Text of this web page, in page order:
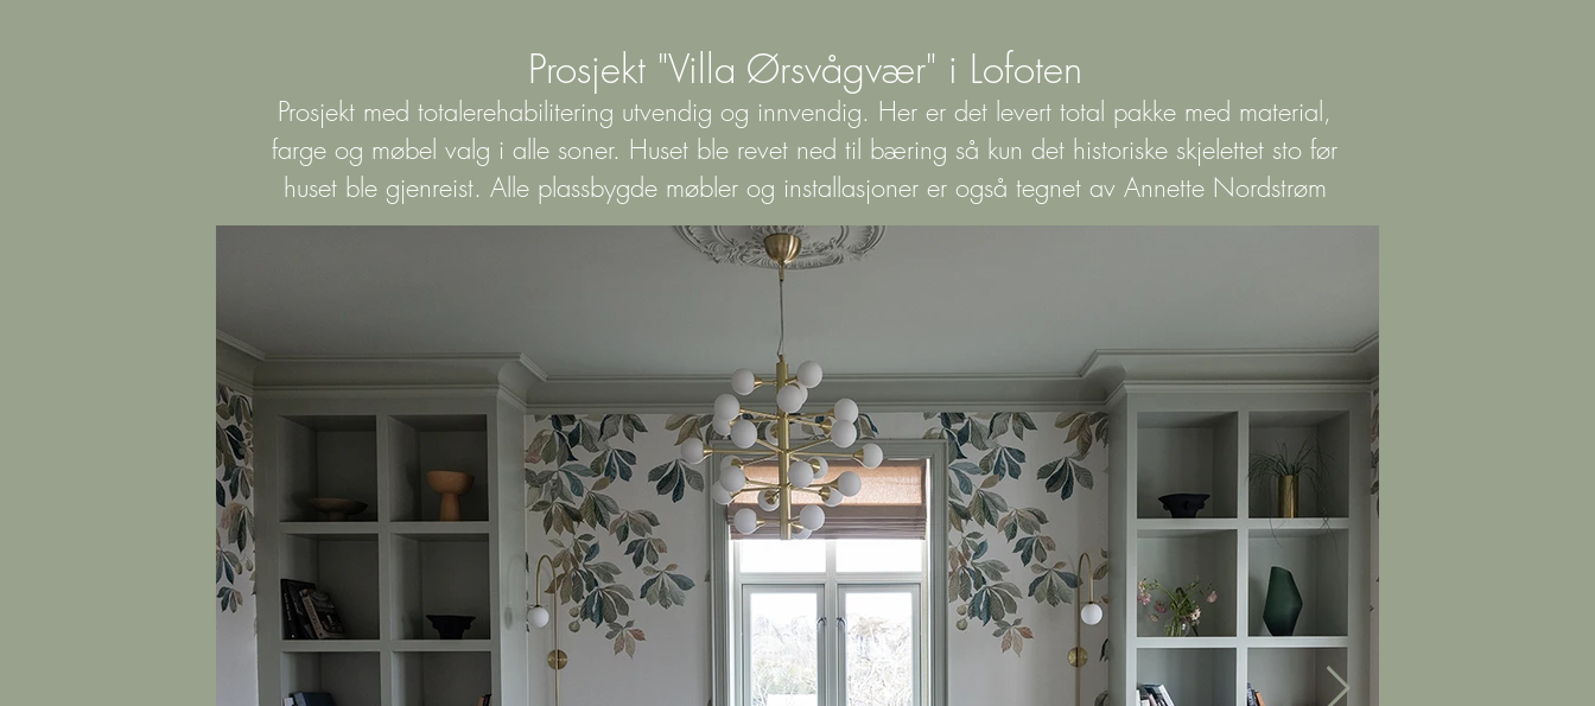
Prosjekt "Villa Ørsvågvær" i Lofoten
Prosjekt med totalerehabilitering utvendig og innvendig. Her er det levert total pakke med material,
farge og møbel valg i alle soner. Huset ble revet ned til bæring så kun det historiske skjelettet sto før
huset ble gjenreist. Alle plassbygde møbler og installasjoner er også tegnet av Annette Nordstrøm